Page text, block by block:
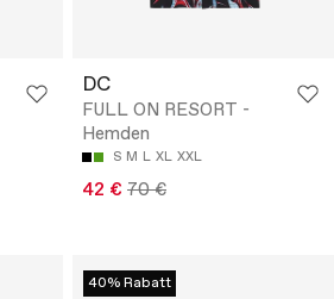
DC
FULL ON RESORT -
Hemden
S M L XL XXL
42 € 70 €
40% Rabatt